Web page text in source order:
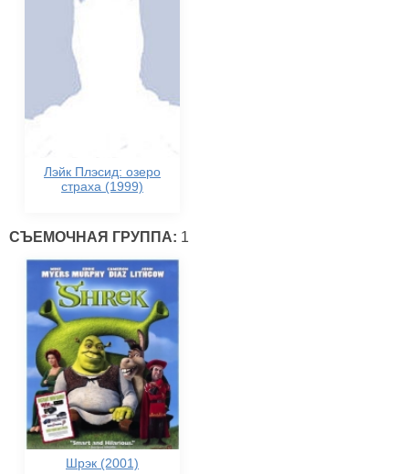
Лэйк Плэсид: озеро
страха (1999)
СЪЕМОЧНАЯ ГРУППА: 1
Шрэк (2001)